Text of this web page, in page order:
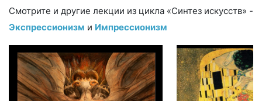
Смотрите и другие лекции из цикла «Синтез искусств» -
Экспрессионизм и Импрессионизм